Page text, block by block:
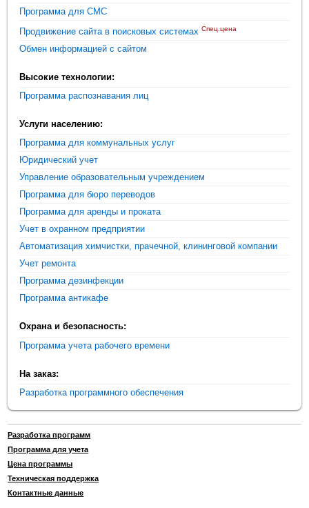
Программа для СМС
Продвижение сайта в поисковых системах Спец.цена
Обмен информацией с сайтом
Высокие технологии:
Программа распознавания лиц
Услуги населению:
Программа для коммунальных услуг
Юридический учет
Управление образовательным учреждением
Программа для бюро переводов
Программа для аренды и проката
Учет в охранном предприятии
Автоматизация химчистки, прачечной, клининговой компании
Учет ремонта
Программа дезинфекции
Программа антикафе
Охрана и безопасность:
Программа учета рабочего времени
На заказ:
Разработка программного обеспечения
Разработка программ
Программа для учета
Цена программы
Техническая поддержка
Контактные данные